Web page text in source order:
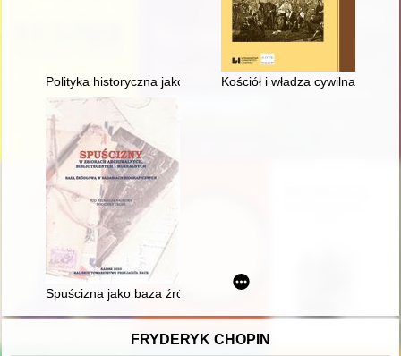
Polityka historyczna jako narzędzie w stosunkach
Kościół i władza cywilna w
Spuścizna jako baza źródłowa do badań nad biografią i
FRYDERYK CHOPIN